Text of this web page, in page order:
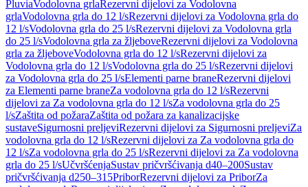
PluviaVodolovna grlaRezervni dijelovi za Vodolovna
grlaVodolovna grla do 12 l/sRezervni dijelovi za Vodolovna grla do
12 l/sVodolovna grla do 25 l/sRezervni dijelovi za Vodolovna grla
do 25 l/sVodolovna grla za žljeboveRezervni dijelovi za Vodolovna
grla za žljeboveVodolovna grla do 12 l/sRezervni dijelovi za
Vodolovna grla do 12 l/sVodolovna grla do 25 l/sRezervni dijelovi
za Vodolovna grla do 25 l/sElementi parne braneRezervni dijelovi
za Elementi parne braneZa vodolovna grla do 12 l/sRezervni
dijelovi za Za vodolovna grla do 12 l/sZa vodolovna grla do 25
l/sZaštita od požaraZaštita od požara za kanalizacijske
sustaveSigurnosni preljeviRezervni dijelovi za Sigurnosni preljeviZa
vodolovna grla do 12 l/sRezervni dijelovi za Za vodolovna grla do
12 l/sZa vodolovna grla do 25 l/sRezervni dijelovi za Za vodolovna
grla do 25 l/sUčvršćenjaSustav pričvršćivanja d40–200Sustav
pričvršćivanja d250–315PriborRezervni dijelovi za PriborZa